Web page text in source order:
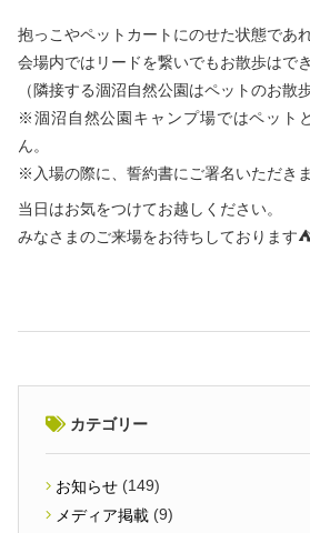
抱っこやペットカートにのせた状態であ
会場内ではリードを繋いでもお散歩はでき
（隣接する涸沼⾃然公園はペットのお散
※涸沼自然公園キャンプ場ではペット
ん。
※入場の際に、誓約書にご署名いただきま
当日はお気をつけてお越しください。
みなさまのご来場をお待ちしております
カテゴリー
お知らせ (149)
メディア掲載 (9)